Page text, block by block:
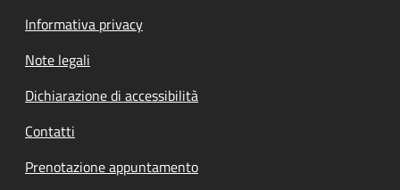
Informativa privacy
Note legali
Dichiarazione di accessibilità
Contatti
Prenotazione appuntamento